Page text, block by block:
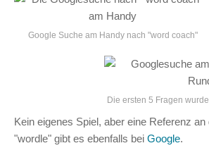
Google Suche am Handy nach "word coach"
Die ersten 5 Fragen
Kein eigenes Spiel, aber eine Referenz
"wordle" gibt es ebenfalls bei Google.